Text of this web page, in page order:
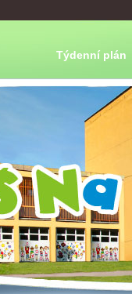
Týdenní plán